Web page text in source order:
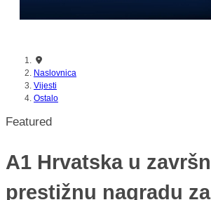
Naslovnica
Vijesti
Ostalo
Featured
A1 Hrvatska u
prestižnu nagradu